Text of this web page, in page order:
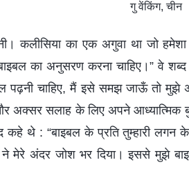
गु वेंकिंग, चीन
कलीसिया का एक अगुवा था जो हमेशा
का अनुसरण करना चाहिए।” वे
पढ़नी चाहिए, मैं इसे समझ जाऊँ तो मुझे
अक्सर सलाह के लिए अपने आध्यात्मिक
थे : “बाइबल के प्रति तुम्हारी लगन के
ने मेरे अंदर जोश भर दिया। इससे मुझे